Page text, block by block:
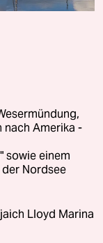
nach Amerika -
sowie einem
Nordsee
Lloyd Marina